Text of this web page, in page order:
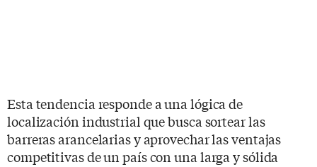
Esta tendencia responde a una lógica de
localización industrial que busca sortear las
barreras arancelarias y aprovechar las ventajas
competitivas de un país con una larga y sólida